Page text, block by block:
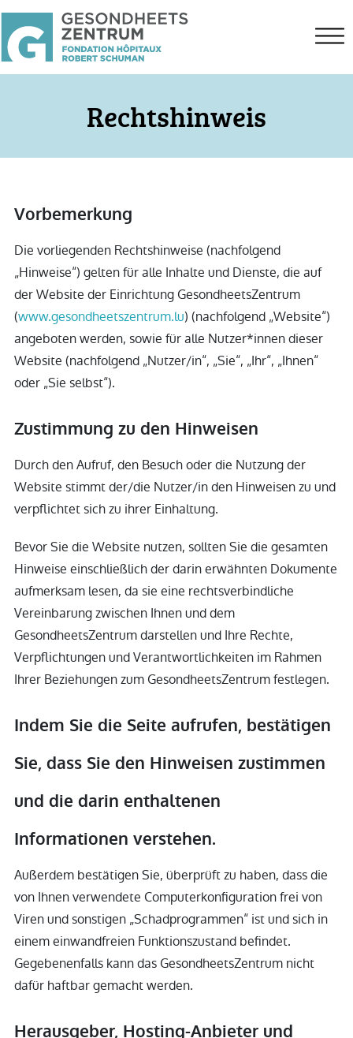
Rechtshinweis
Vorbemerkung
Die vorliegenden Rechtshinweise (nachfolgend
„Hinweise“) gelten für alle Inhalte und Dienste, die auf
der Website der Einrichtung GesondheetsZentrum
(www.gesondheetszentrum.lu) (nachfolgend „Website“)
angeboten werden, sowie für alle Nutzer*innen dieser
Website (nachfolgend „Nutzer/in“, „Sie“, „Ihr“, „Ihnen“
oder „Sie selbst“).
Zustimmung zu den Hinweisen
Durch den Aufruf, den Besuch oder die Nutzung der
Website stimmt der/die Nutzer/in den Hinweisen zu und
verpflichtet sich zu ihrer Einhaltung.
Bevor Sie die Website nutzen, sollten Sie die gesamten
Hinweise einschließlich der darin erwähnten Dokumente
aufmerksam lesen, da sie eine rechtsverbindliche
Vereinbarung zwischen Ihnen und dem
GesondheetsZentrum darstellen und Ihre Rechte,
Verpflichtungen und Verantwortlichkeiten im Rahmen
Ihrer Beziehungen zum GesondheetsZentrum festlegen.
Indem Sie die Seite aufrufen, bestätigen
Sie, dass Sie den Hinweisen zustimmen
und die darin enthaltenen
Informationen verstehen.
Außerdem bestätigen Sie, überprüft zu haben, dass die
von Ihnen verwendete Computerkonfiguration frei von
Viren und sonstigen „Schadprogrammen“ ist und sich in
einem einwandfreien Funktionszustand befindet.
Gegebenenfalls kann das GesondheetsZentrum nicht
dafür haftbar gemacht werden.
Herausgeber, Hosting-Anbieter und